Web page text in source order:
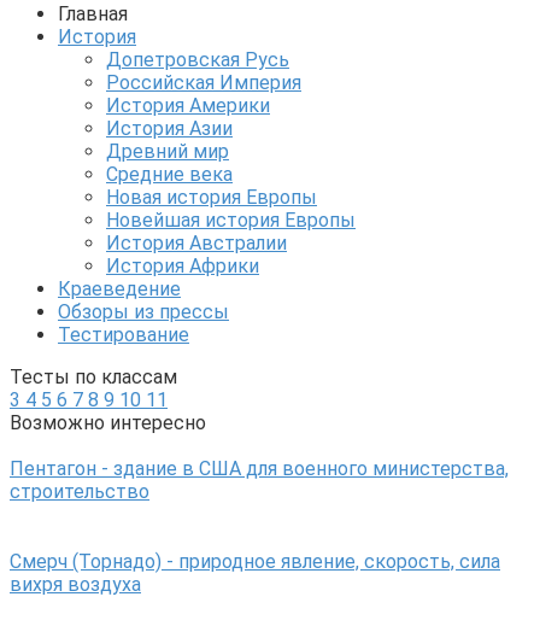
Главная
История
Допетровская Русь
Российская Империя
История Америки
История Азии
Древний мир
Средние века
Новая история Европы
Новейшая история Европы
История Австралии
История Африки
Краеведение
Обзоры из прессы
Тестирование
Тесты по классам
3 4 5 6 7 8 9 10 11
Возможно интересно
Пентагон - здание в США для военного министерства,
строительство
Смерч (Торнадо) - природное явление, скорость, сила
вихря воздуха